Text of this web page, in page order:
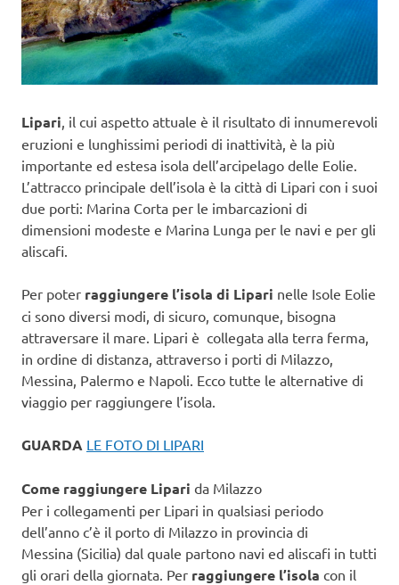
Lipari , il cui aspetto attuale è il risultato di innumerevoli
eruzioni e lunghissimi periodi di inattività, è la più
importante ed estesa isola dell’arcipelago delle Eolie.
L’attracco principale dell’isola è la città di Lipari con i suoi
due porti: Marina Corta per le imbarcazioni di
dimensioni modeste e Marina Lunga per le navi e per gli
aliscafi.
Per poter raggiungere l’isola di Lipari nelle Isole Eolie
ci sono diversi modi, di sicuro, comunque, bisogna
attraversare il mare. Lipari è collegata alla terra ferma,
in ordine di distanza, attraverso i porti di Milazzo,
Messina, Palermo e Napoli. Ecco tutte le alternative di
viaggio per raggiungere l’isola.
GUARDA LE FOTO DI LIPARI
Come raggiungere Lipari da Milazzo
Per i collegamenti per Lipari in qualsiasi periodo
dell’anno c’è il porto di Milazzo in provincia di
Messina (Sicilia) dal quale partono navi ed aliscafi in tutti
gli orari della giornata. Per raggiungere l’isola con il